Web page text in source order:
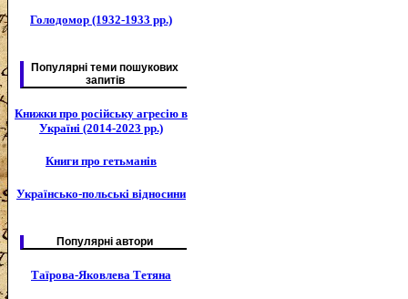
Голодомор (1932-1933 рр.)
Популярні теми пошукових
запитів
Книжки про російську агресію в
Україні (2014-2023 рр.)
Книги про гетьманів
Українсько-польські відносини
Популярні автори
Таїрова-Яковлева Тетяна